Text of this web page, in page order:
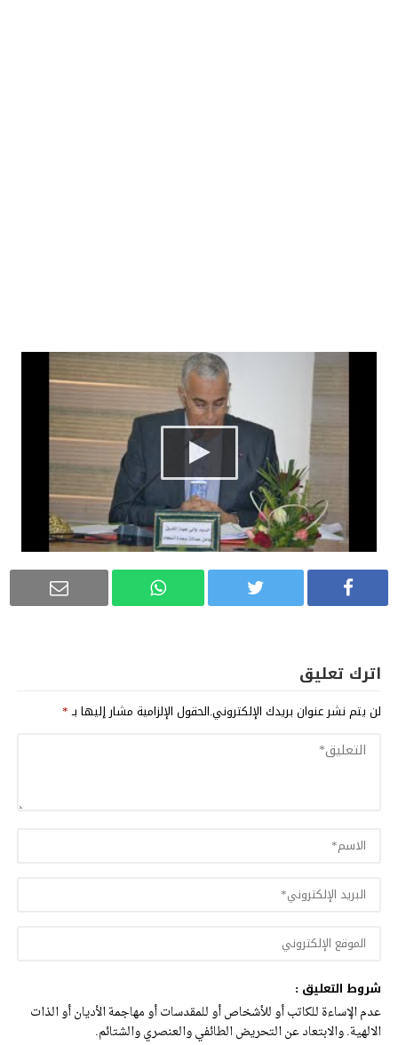
اترك تعليق
لن يتم نشر عنوان بريدك الإلكتروني.الحقول الإلزامية مشار إليها بـ*
شروط التعليق :
عدم الإساءة للكاتب أو للأشخاص أو للمقدسات أو مهاجمة الأديان أو الذات
الالهية. والابتعاد عن التحريض الطائفي والعنصري والشتائم.